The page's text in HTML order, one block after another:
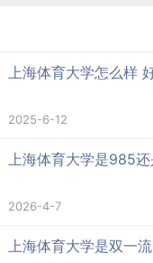
上海体育大学怎么样
2025-6-12
上海体育大学是985还
2026-4-7
上海体育大学是双一